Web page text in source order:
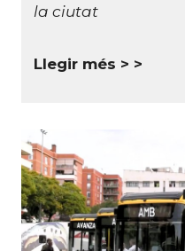
la ciutat
Llegir més >